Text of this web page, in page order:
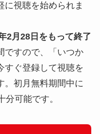
に視聴を始められま
2月28日をもって終了
ですので、「いつか
すぐ登録して視聴を
。初月無料期間中に
可能です。